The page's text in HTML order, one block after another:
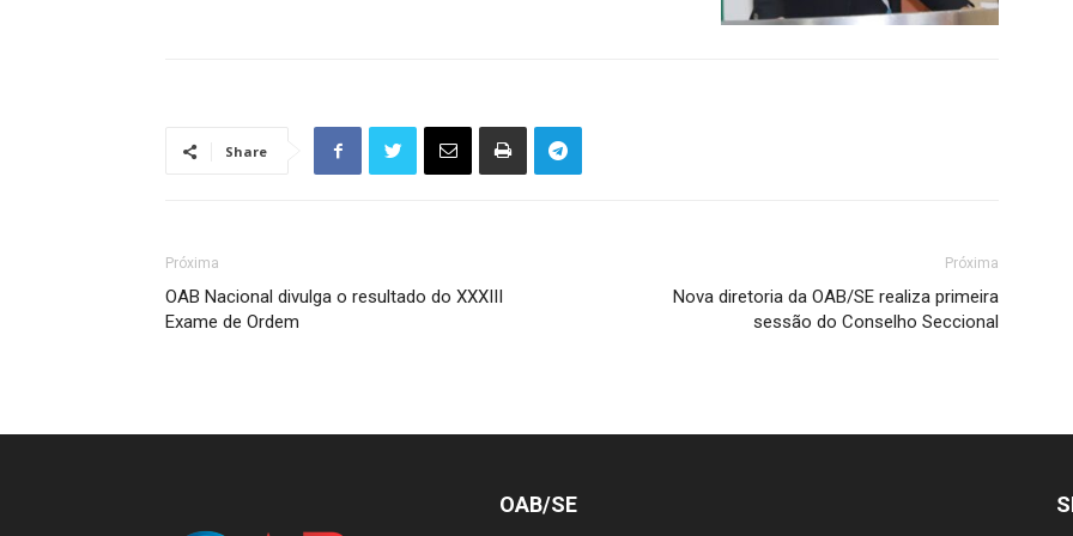
Share
Próxima
OAB Nacional divulga o resultado do XXXIII
Exame de Ordem
Próxima
Nova diretoria da OAB/SE realiza primeira
sessão do Conselho Seccional
OAB/SE